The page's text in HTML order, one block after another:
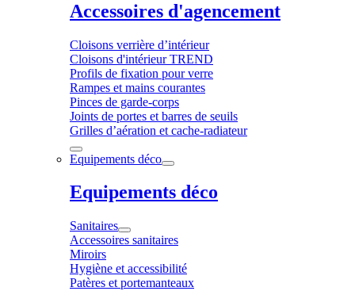
Accessoires d'agencement
Cloisons verrière d’intérieur
Cloisons d'intérieur TREND
Profils de fixation pour verre
Rampes et mains courantes
Pinces de garde-corps
Joints de portes et barres de seuils
Grilles d’aération et cache-radiateur
Equipements déco
Equipements déco
Sanitaires
Accessoires sanitaires
Miroirs
Hygiène et accessibilité
Patères et portemanteaux